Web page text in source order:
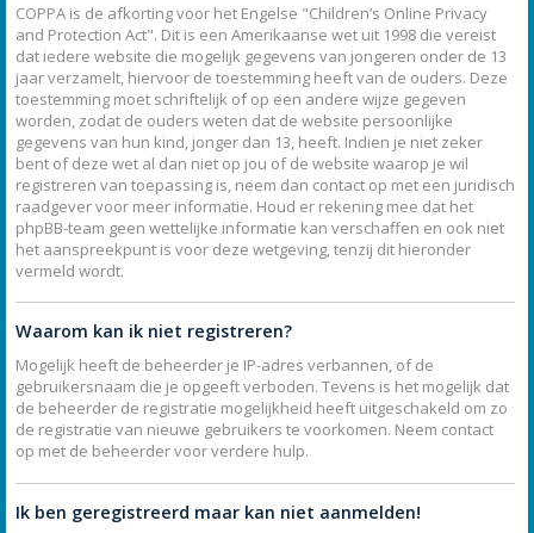
COPPA is de afkorting voor het Engelse "Children’s Online Privacy
and Protection Act". Dit is een Amerikaanse wet uit 1998 die vereist
dat iedere website die mogelijk gegevens van jongeren onder de 13
jaar verzamelt, hiervoor de toestemming heeft van de ouders. Deze
toestemming moet schriftelijk of op een andere wijze gegeven
worden, zodat de ouders weten dat de website persoonlijke
gegevens van hun kind, jonger dan 13, heeft. Indien je niet zeker
bent of deze wet al dan niet op jou of de website waarop je wil
registreren van toepassing is, neem dan contact op met een juridisch
raadgever voor meer informatie. Houd er rekening mee dat het
phpBB-team geen wettelijke informatie kan verschaffen en ook niet
het aanspreekpunt is voor deze wetgeving, tenzij dit hieronder
vermeld wordt.
Waarom kan ik niet registreren?
Mogelijk heeft de beheerder je IP-adres verbannen, of de
gebruikersnaam die je opgeeft verboden. Tevens is het mogelijk dat
de beheerder de registratie mogelijkheid heeft uitgeschakeld om zo
de registratie van nieuwe gebruikers te voorkomen. Neem contact
op met de beheerder voor verdere hulp.
Ik ben geregistreerd maar kan niet aanmelden!